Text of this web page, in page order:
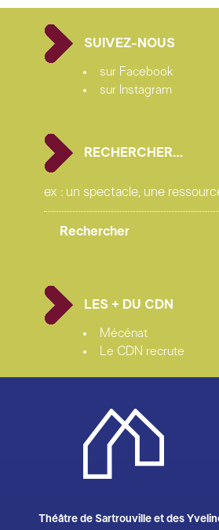
SUIVEZ-NOUS
sur Facebook
sur Instagram
RECHERCHER…
LES + DU CDN
Mécénat
Le CDN recrute
Théâtre de Sartrouville et des